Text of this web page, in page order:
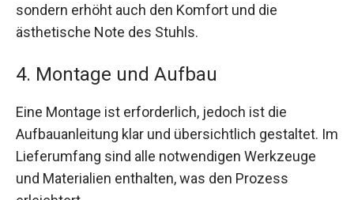
sondern erhöht auch den Komfort und die
ästhetische Note des Stuhls.
4. Montage und Aufbau
Eine Montage ist erforderlich, jedoch ist die
Aufbauanleitung klar und übersichtlich gestaltet. Im
Lieferumfang sind alle notwendigen Werkzeuge
und Materialien enthalten, was den Prozess